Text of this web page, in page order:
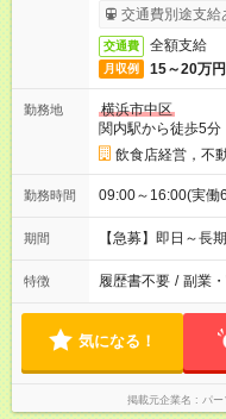
交通費別途支給
交通費 全額支給
月収例 15～20万円
勤務地
横浜市中区
関内駅から徒歩5分
飲食店経営，不
勤務時間 09:00～16:00(実
期間 【急募】即日～
特徴 履歴書不要 / 副業
気になる！
掲載元企業名 パ